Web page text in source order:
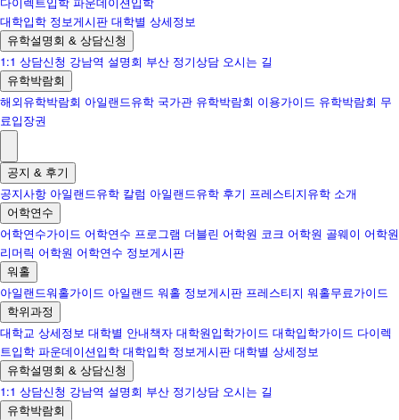
대학입학 정보게시판 대학별 상세정보
유학설명회 & 상담신청
1:1 상담신청 강남역 설명회 부산 정기상담 오시는 길
유학박람회
해외유학박람회 아일랜드유학 국가관 유학박람회 이용가이드 유학박람회 무
료입장권
공지 & 후기
공지사항 아일랜드유학 칼럼 아일랜드유학 후기 프레스티지유학 소개
어학연수
어학연수가이드 어학연수 프로그램 더블린 어학원 코크 어학원 골웨이 어학원
리머릭 어학원 어학연수 정보게시판
워홀
아일랜드워홀가이드 아일랜드 워홀 정보게시판 프레스티지 워홀무료가이드
학위과정
대학교 상세정보 대학별 안내책자 대학원입학가이드 대학입학가이드 다이렉
트입학 파운데이션입학 대학입학 정보게시판 대학별 상세정보
유학설명회 & 상담신청
1:1 상담신청 강남역 설명회 부산 정기상담 오시는 길
유학박람회